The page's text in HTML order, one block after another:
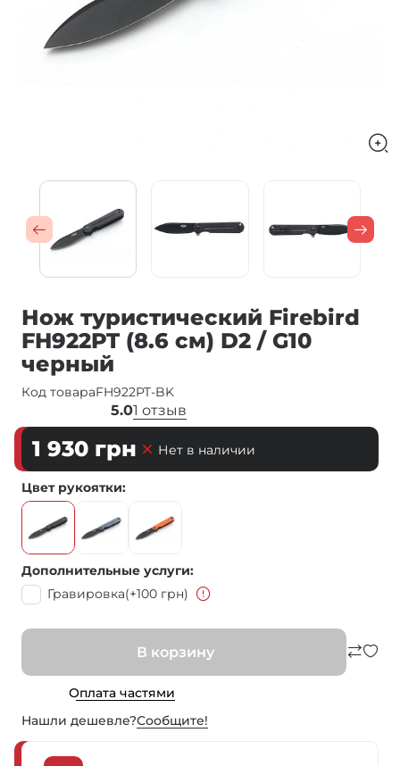
Нож туристический Firebird
FH922PT (8.6 см) D2 / G10
черный
Код товараFH922PT-BK
5.01 отзыв
1 930 грн Нет в наличии
Цвет рукоятки
Дополнительные услуги
Гравировка(+100 грн)
В корзину
Оплата частями
Нашли дешевле?Сообщите!